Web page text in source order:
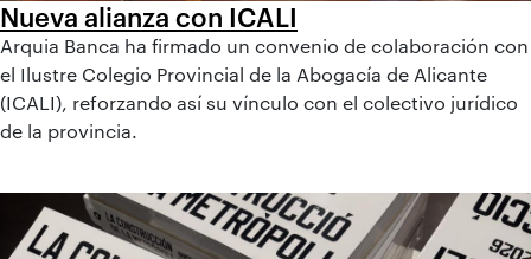
Nueva alianza con ICALI
Arquia Banca ha firmado un convenio de colaboración con
el Ilustre Colegio Provincial de la Abogacía de Alicante
(ICALI), reforzando así su vínculo con el colectivo jurídico
de la provincia.